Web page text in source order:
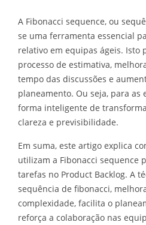
A Fibonacci sequence, ou
se uma ferramenta essencial
relativo em equipas ágeis. Isto
processo de estimativa,
tempo das discussões e
planeamento. Ou seja, para as
forma inteligente de
clareza e previsibilidade.
Em suma, este artigo explica
utilizam a Fibonacci sequence
tarefas no Product Backlog. A
sequência de fibonacci,
complexidade, facilita o
reforça a colaboração nas